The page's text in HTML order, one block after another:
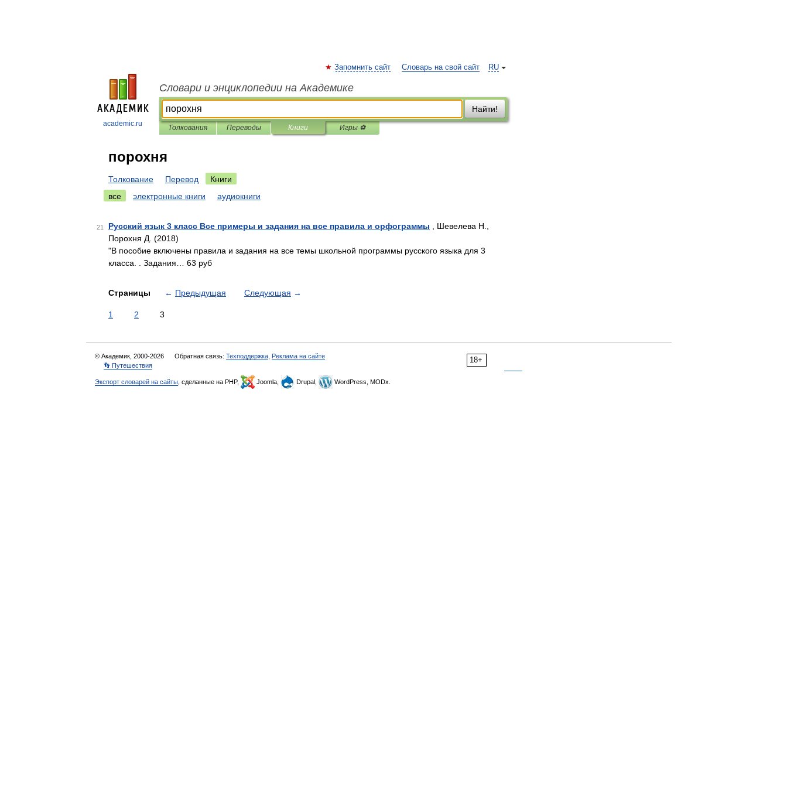
academic.ru
RU
Запомнить сайт Словарь на свой сайт
Словари и энциклопедии на Академике
Найти!
Толкования Переводы Книги Игры ⚽
порохня
Толкование Перевод
Книги
все
электронные книги аудиокниги
21 Русский язык 3 класс Все примеры и задания на все правила и орфограммы , Шевелева Н.,
Порохня Д. (2018)
"В пособие включены правила и задания на все темы школьной программы русского языка для 3
класса. . Задания… 63 руб
Страницы ← Предыдущая Следующая →
1 2 3
18+
© Академик, 2000-2026 Обратная связь: Техподдержка Реклама на сайте
👣 Путешествия
Экспорт словарей на сайты , сделанные на PHP, Joomla, Drupal, WordPress, MODx.